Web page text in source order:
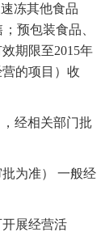
冻其他食品
预包装食品、
期限至2015年
的项目）收
经相关部门批
为准） 一般经
展经营活